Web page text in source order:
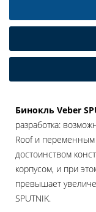
Бинокль Veber
разработка:
Roof и
достоинством
корпусом, и при
превышает
SPUTNIK.